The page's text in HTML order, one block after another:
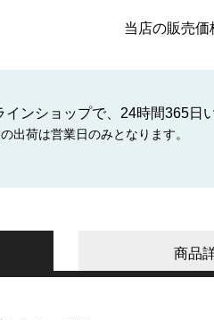
当店の販売価
インショップで、24時間365日
出荷は営業日のみとなります。
商品